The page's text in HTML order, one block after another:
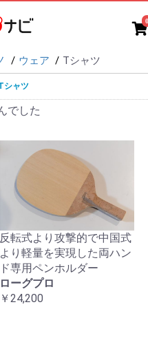
0
ウェア Tシャツ
シャツ
でした
反転式より攻撃的で中国式
より軽量を実現した両ハン
ド専用ペンホルダー
ローグプロ
￥24,200